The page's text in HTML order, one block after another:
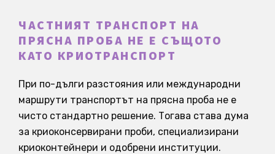
ЧАСТНИЯТ ТРАНСПОРТ НА
ПРЯСНА ПРОБА НЕ Е СЪЩОТО
КАТО КРИОТРАНСПОРТ
При по-дълги разстояния или международни
маршрути транспортът на прясна проба не е
чисто стандартно решение. Тогава става дума
за криоконсервирани проби, специализирани
криоконтейнери и одобрени институции.